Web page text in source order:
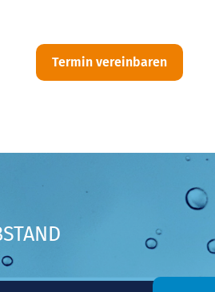
Termin vereinbaren